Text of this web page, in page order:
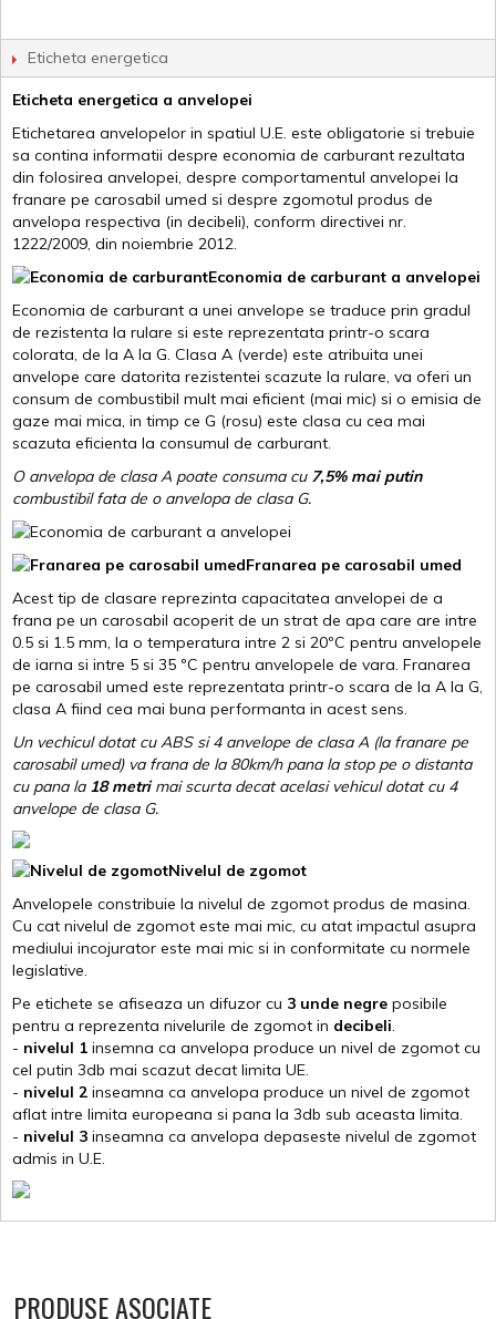
Eticheta energetica
Eticheta energetica a anvelopei
Etichetarea anvelopelor in spatiul U.E. este obligatorie si trebuie
sa contina informatii despre economia de carburant rezultata
din folosirea anvelopei, despre comportamentul anvelopei la
franare pe carosabil umed si despre zgomotul produs de
anvelopa respectiva (in decibeli), conform directivei nr.
1222/2009, din noiembrie 2012.
Economia de carburant a anvelopei
Economia de carburant a unei anvelope se traduce prin gradul
de rezistenta la rulare si este reprezentata printr-o scara
colorata, de la A la G. Clasa A (verde) este atribuita unei
anvelope care datorita rezistentei scazute la rulare, va oferi un
consum de combustibil mult mai eficient (mai mic) si o emisia de
gaze mai mica, in timp ce G (rosu) este clasa cu cea mai
scazuta eficienta la consumul de carburant.
O anvelopa de clasa A poate consuma cu 7,5% mai putin
combustibil fata de o anvelopa de clasa G.
Franarea pe carosabil umed
Acest tip de clasare reprezinta capacitatea anvelopei de a
frana pe un carosabil acoperit de un strat de apa care are intre
0.5 si 1.5 mm, la o temperatura intre 2 si 20ºC pentru anvelopele
de iarna si intre 5 si 35 ºC pentru anvelopele de vara. Franarea
pe carosabil umed este reprezentata printr-o scara de la A la G,
clasa A fiind cea mai buna performanta in acest sens.
Un vechicul dotat cu ABS si 4 anvelope de clasa A (la franare pe
carosabil umed) va frana de la 80km/h pana la stop pe o distanta
cu pana la 18 metrimai scurta decat acelasi vehicul dotat cu 4
anvelope de clasa G.
Nivelul de zgomot
Anvelopele constribuie la nivelul de zgomot produs de masina.
Cu cat nivelul de zgomot este mai mic, cu atat impactul asupra
mediului incojurator este mai mic si in conformitate cu normele
legislative.
Pe etichete se afiseaza un difuzor cu 3 unde negre posibile
pentru a reprezenta nivelurile de zgomot in decibeli.
- nivelul 1 insemna ca anvelopa produce un nivel de zgomot cu
cel putin 3db mai scazut decat limita UE.
- nivelul 2 inseamna ca anvelopa produce un nivel de zgomot
aflat intre limita europeana si pana la 3db sub aceasta limita.
- nivelul 3 inseamna ca anvelopa depaseste nivelul de zgomot
admis in U.E.
PRODUSE ASOCIATE